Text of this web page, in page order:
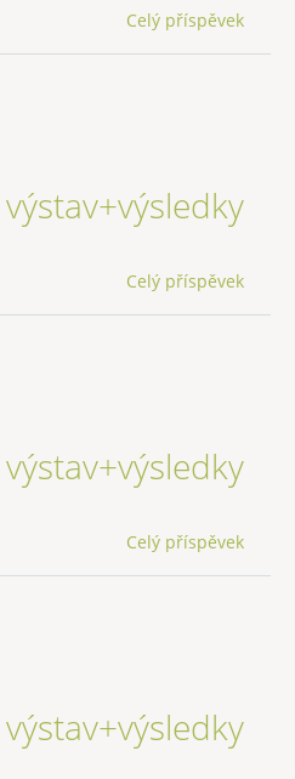
Celý příspěvek
Celý příspěvek
Celý příspěvek